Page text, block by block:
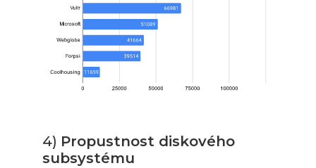
4) Propustnost diskového
subsystému